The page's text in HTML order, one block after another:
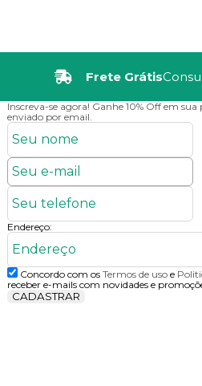
Frete Grátis
Inscreva-se agora! Ganhe 10% Off em
enviado por email.
Endereço:
Concordo com os Termos de usoe
receber e-mails com novidades e
CADASTRAR